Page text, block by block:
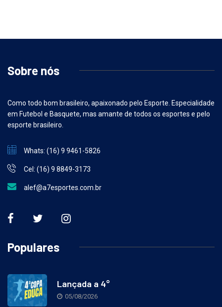
Sobre nós
Como todo bom brasileiro, apaixonado pelo Esporte. Especialidade
em Futebol e Basquete, mas amante de todos os esportes e pelo
esporte brasileiro.
Whats: (16) 9 9461-5826
Cel: (16) 9 8849-3173
alef@a7esportes.com.br
Populares
Lançada a 4°
05/08/2026